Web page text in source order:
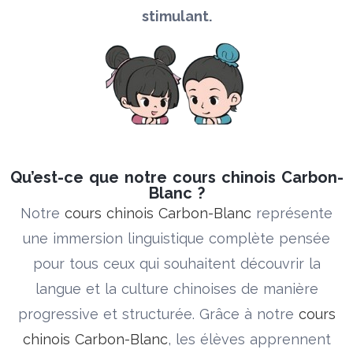
stimulant.
Qu’est-ce que notre cours chinois Carbon-
Blanc ?
Notre cours chinois Carbon-Blanc représente
une immersion linguistique complète pensée
pour tous ceux qui souhaitent découvrir la
langue et la culture chinoises de manière
progressive et structurée. Grâce à notre cours
chinois Carbon-Blanc, les élèves apprennent